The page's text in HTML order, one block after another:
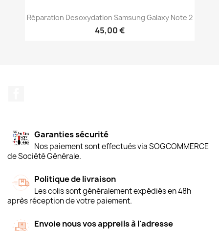
Réparation Desoxydation Samsung Galaxy Note 2
45,00 €
Garanties sécurité
Nos paiement sont effectués via SOGCOMMERCE
de Société Générale.
Politique de livraison
Les colis sont généralement expédiés en 48h
après réception de votre paiement.
Envoie nous vos appreils à l'adresse